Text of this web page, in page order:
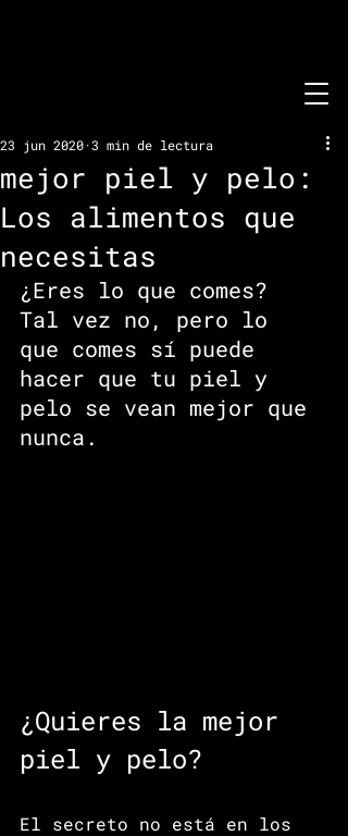
mejor piel y pelo:
Los alimentos que
necesitas
23 jun 2020 3 min de lectura
¿Eres lo que comes?
Tal vez no, pero lo
que comes sí puede
hacer que tu piel y
pelo se vean mejor que
nunca.
¿Quieres la mejor
piel y pelo?
El secreto no está en los